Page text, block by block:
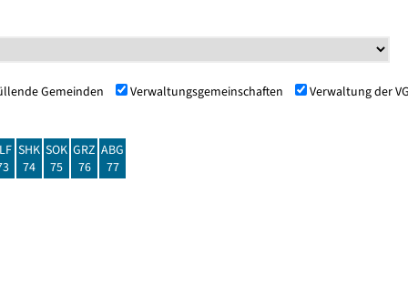
Gemeinden Verwaltungsgemeinschaften Verwaltung der
SHK
74
SOK
75
GRZ
76
ABG
77